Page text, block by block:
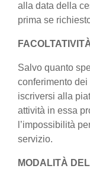
alla data della
prima se
Salvo quanto
conferimento
iscriversi alla
attività in essa
l’impossibilità
servizio.
MODALITÀ